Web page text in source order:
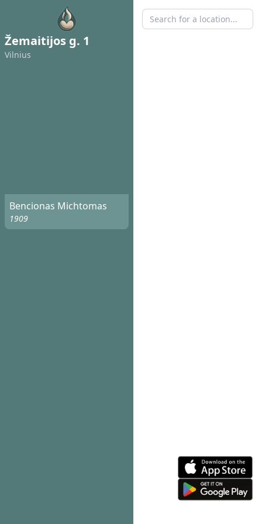
Žemaitijos g. 1
Vilnius
Bencionas Michtomas
1909